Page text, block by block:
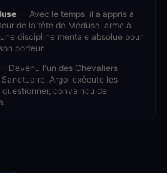
— Avec le temps, il a appris à
de la tête de Méduse, arme à
discipline mentale absolue pour
porteur.
Devenu l'un des Chevaliers
Argol exécute les
convaincu de